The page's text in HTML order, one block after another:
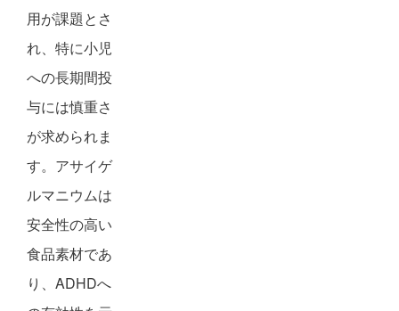
用が課題とさ
れ、特に小児
への長期間投
与には慎重さ
が求められま
す。アサイゲ
ルマニウムは
安全性の高い
食品素材であ
り、ADHDへ